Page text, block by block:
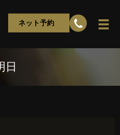
ネット予約
日